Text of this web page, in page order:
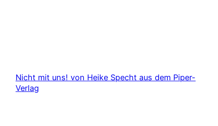
Nicht mit uns! von Heike Specht aus dem Piper-
Verlag